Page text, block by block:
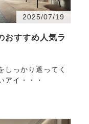
2025/07/19
おすすめ人気ラ
しっかり遮ってく
アイ・・・